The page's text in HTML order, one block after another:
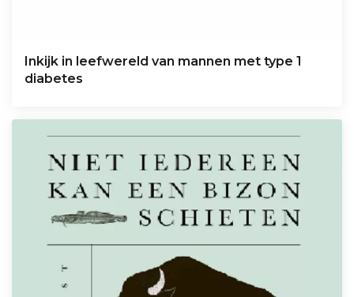
Inkijk in leefwereld van mannen met type 1
diabetes